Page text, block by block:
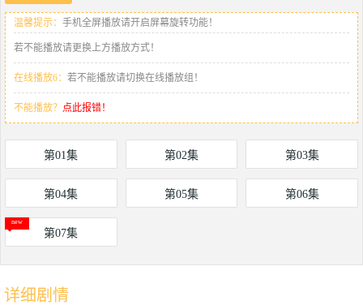
温馨提示： 手机全屏播放请开启屏幕旋转功能！
若不能播放请更换上方播放方式！
在线播放6： 若不能播放请切换在线播放组！
不能播放？ 点此报错！
第01集 第02集 第03集
第04集 第05集 第06集
第07集
详细剧情